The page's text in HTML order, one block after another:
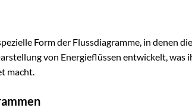
Form der Flussdiagramme, in denen
von Energieflüssen entwickelt, was
macht.